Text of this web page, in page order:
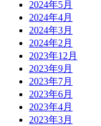
2024年5月
2024年4月
2024年3月
2024年2月
2023年12月
2023年9月
2023年7月
2023年6月
2023年4月
2023年3月